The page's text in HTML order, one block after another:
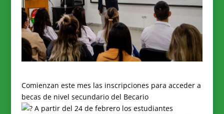
Comienzan este mes las inscripciones para acceder a
becas de nivel secundario del Becario
A partir del 24 de febrero los estudiantes